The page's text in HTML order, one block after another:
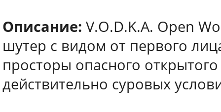
Описание: V.O.D.K.A. Open
шутер с видом от первого
просторы опасного
действительно суровых